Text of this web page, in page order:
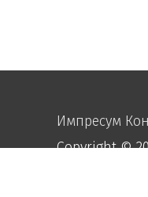
Импресум
Copyright ©